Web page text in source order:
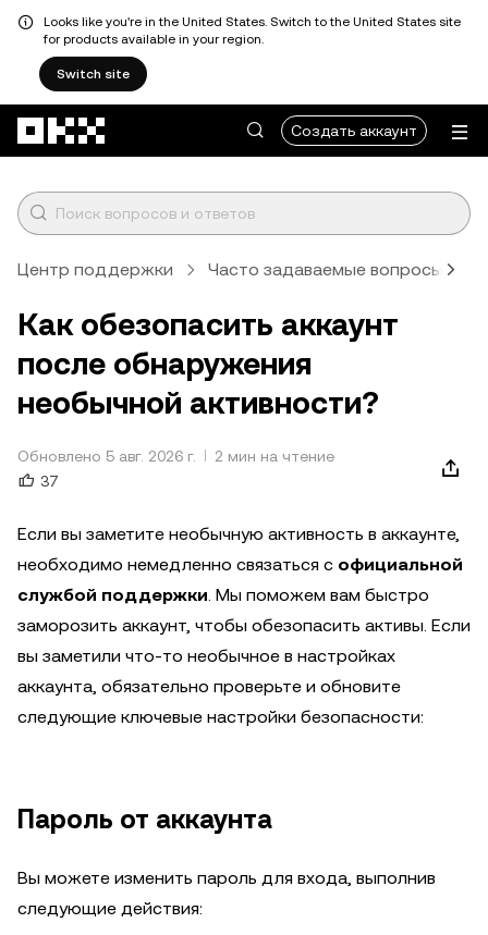
Looks like you're in the United States. Switch to the United States site
for products available in your region.
Switch site
Создать аккаунт
Центр поддержки Часто задаваемые вопросы
Как обезопасить аккаунт
после обнаружения
необычной активности?
Обновлено 5 авг. 2026 г.
2 мин на чтение
37
Если вы заметите необычную активность в аккаунте,
необходимо немедленно связаться с официальной
службой поддержки. Мы поможем вам быстро
заморозить аккаунт, чтобы обезопасить активы. Если
вы заметили что-то необычное в настройках
аккаунта, обязательно проверьте и обновите
следующие ключевые настройки безопасности:
Пароль от аккаунта
Вы можете изменить пароль для входа, выполнив
следующие действия: